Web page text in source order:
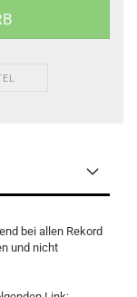
bei allen Rekord
und nicht